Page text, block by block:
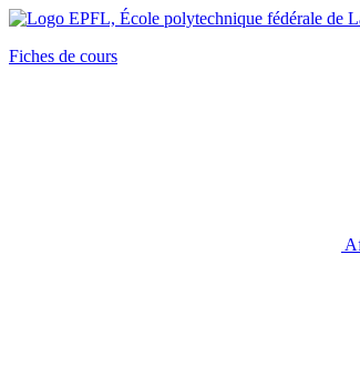
Fiches de cours